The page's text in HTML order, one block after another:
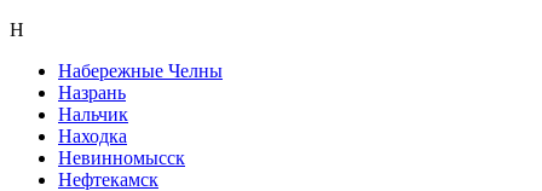
Н
Набережные Челны
Назрань
Нальчик
Находка
Невинномысск
Нефтекамск